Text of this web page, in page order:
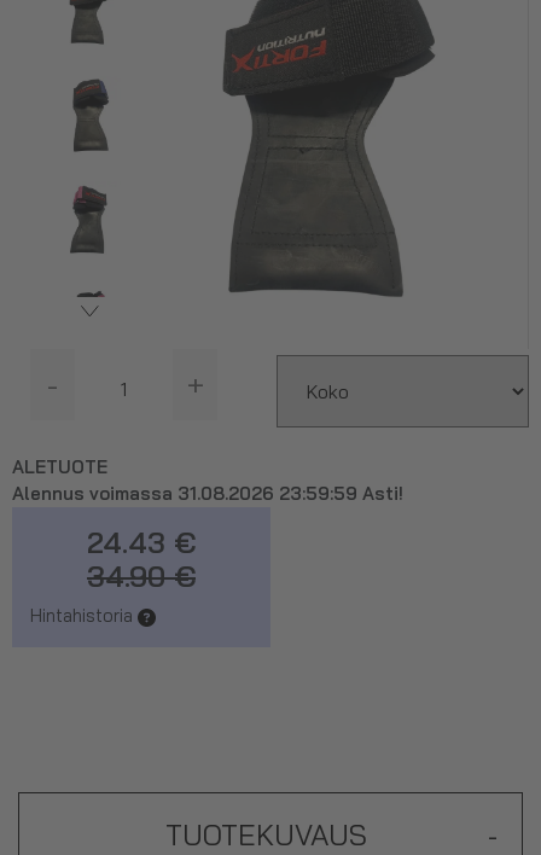
- +
ALETUOTE
Alennus voimassa 31.08.2026 23:59:59 Asti!
24.43 €
34.90 €
Hintahistoria
TUOTEKUVAUS -